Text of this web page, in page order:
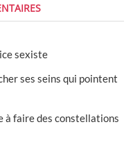
sexiste
ses seins qui pointent
à faire des constellations